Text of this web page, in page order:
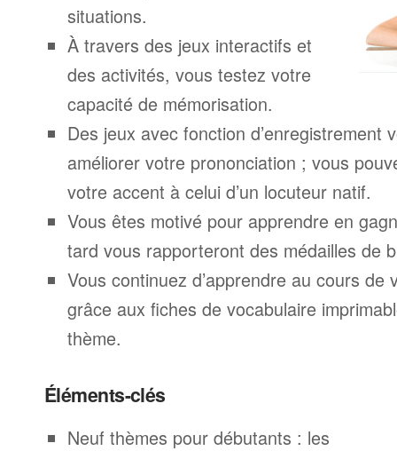
situations.
À travers des jeux interactifs et
des activités, vous testez votre
capacité de mémorisation.
Des jeux avec fonction d’enregistrement
améliorer votre prononciation ; vous
votre accent à celui d’un locuteur natif.
Vous êtes motivé pour apprendre en
tard vous rapporteront des médailles de
Vous continuez d’apprendre au cours de
grâce aux fiches de vocabulaire
thème.
Éléments-clés
Neuf thèmes pour débutants : les